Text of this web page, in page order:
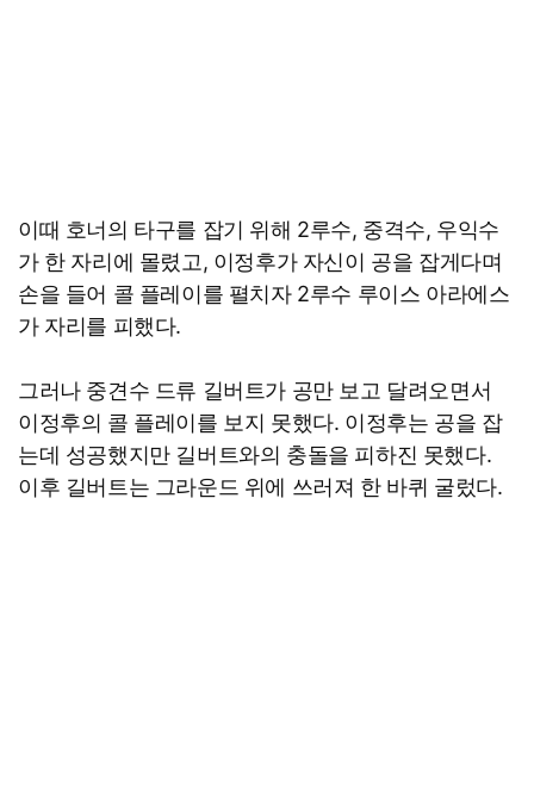
이때 호너의 타구를 잡기 위해 2루수, 중격수, 우익수
가 한 자리에 몰렸고, 이정후가 자신이 공을 잡게다며
손을 들어 콜 플레이를 펼치자 2루수 루이스 아라에스
가 자리를 피했다.
그러나 중견수 드류 길버트가 공만 보고 달려오면서
이정후의 콜 플레이를 보지 못했다. 이정후는 공을 잡
는데 성공했지만 길버트와의 충돌을 피하진 못했다.
이후 길버트는 그라운드 위에 쓰러져 한 바퀴 굴렀다.